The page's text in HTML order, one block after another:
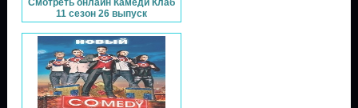
Смотреть онлайн Камеди Клаб
11 сезон 26 выпуск